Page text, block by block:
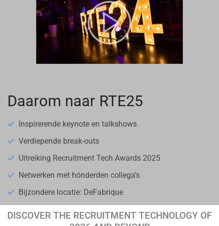
Daarom naar RTE25
Inspirerende keynote en talkshows
Verdiepende break-outs
Uitreiking Recruitment Tech Awards 2025
Netwerken met hónderden collega’s
Bijzondere locatie: DeFabrique
DISCOVER THE RECRUITMENT TECHNOLOGY OF